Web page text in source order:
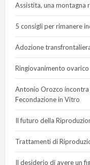
Assistita, una montagna
5 consigli per rimanere
Adozione
Ringiovanimento ovarico
Antonio Orozco
Fecondazione in Vitro
Il futuro della
Trattamenti di
Il desiderio di avere un